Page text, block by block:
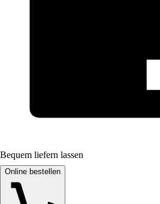
Bequem liefern lassen
Online bestellen